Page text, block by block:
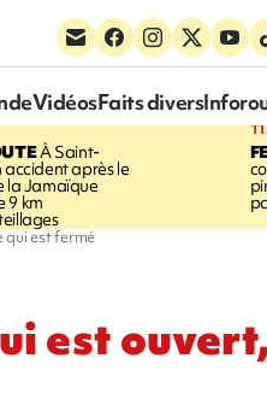
VidéosFaits divers
À Saint-
accident après le
la Jamaïque
9 km
qui est fermé
est ouvert,